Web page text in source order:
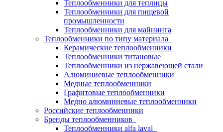
Теплообменники для теплицы
Теплообменники для пищевой
промышленности
Теплообменники для майнинга
Теплообменники по типу материала
Керамические теплообменники
Теплообменники титановые
Теплообменники из нержавеющей стали
Алюминиевые теплообменники
Медные теплообменники
Графитовые теплообменники
Медно алюминиевые теплообменники
Российские теплообменники
Бренды теплообменников
Теплообменники alfa laval